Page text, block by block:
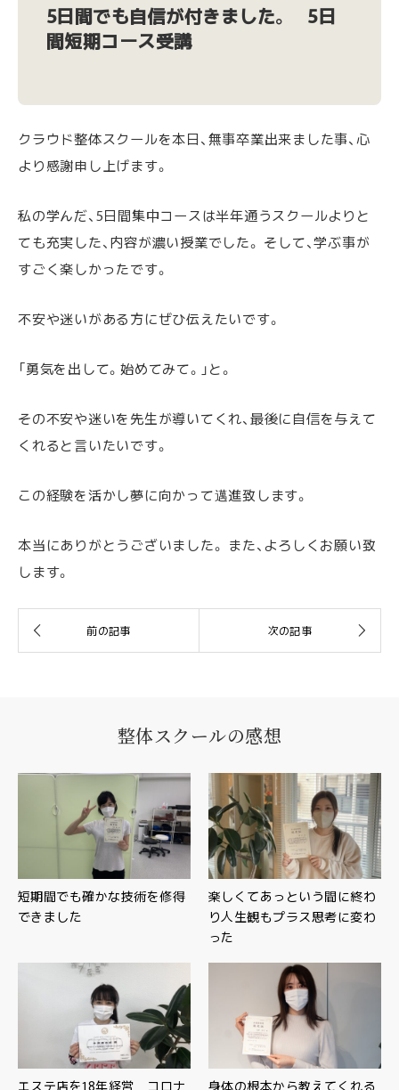
5日間でも自信が付きました。 5日
間短期コース受講
クラウド整体スクールを本日、無事卒業出来ました事、心
より感謝申し上げます。
私の学んだ、5日間集中コースは半年通うスクールよりと
ても充実した、内容が濃い授業でした。 そして、学ぶ事が
すごく楽しかったです。
不安や迷いがある方にぜひ伝えたいです。
「勇気を出して。始めてみて。」と。
その不安や迷いを先生が導いてくれ、最後に自信を与えて
くれると言いたいです。
この経験を活かし夢に向かって邁進致します。
本当にありがとうございました。 また、よろしくお願い致
します。
整体スクールの感想
短期間でも確かな技術を修得
できました
楽しくてあっという間に終わ
り人生観もプラス思考に変わ
った
エステ店を18年経営 コロナ 身体の根本から教えてくれる